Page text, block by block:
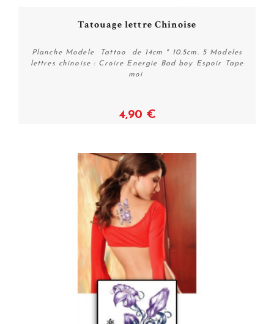
Acheter
Tatouage lettre Chinoise
Planche Modele Tattoo de 14cm * 10.5cm. 5 Modeles
lettres chinoise : Croire Energie Bad boy Espoir Tape
moi
4,90 €